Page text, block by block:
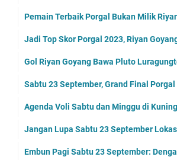
Pemain Terbaik Porgal Bukan Milik
Jadi Top Skor Porgal 2023, Riyan
Gol Riyan Goyang Bawa Pluto
Sabtu 23 September, Grand Final Porgal
Agenda Voli Sabtu dan Minggu di
Jangan Lupa Sabtu 23 September
Embun Pagi Sabtu 23 September: